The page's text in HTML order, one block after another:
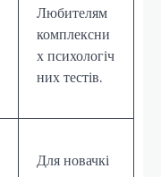
Любителям
комплексни
х психологіч
них тестів.
Для новачкі